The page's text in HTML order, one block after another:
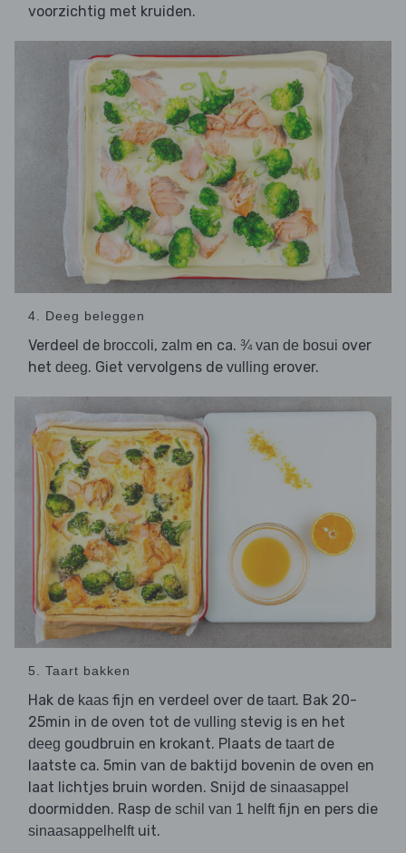
voorzichtig met kruiden.
4. Deeg beleggen
Verdeel de broccoli, zalm en ca. ¾ van de bosui over
het deeg. Giet vervolgens de vulling erover.
5. Taart bakken
Hak de kaas fijn en verdeel over de taart. Bak 20-
25min in de oven tot de vulling stevig is en het
deeg goudbruin en krokant. Plaats de taartde
laatste ca. 5min van de baktijd bovenin de oven en
laat lichtjes bruin worden. Snijd de sinaasappel
doormidden. Rasp de schil van 1 helftfijn en pers die
sinaasappelhelftuit.